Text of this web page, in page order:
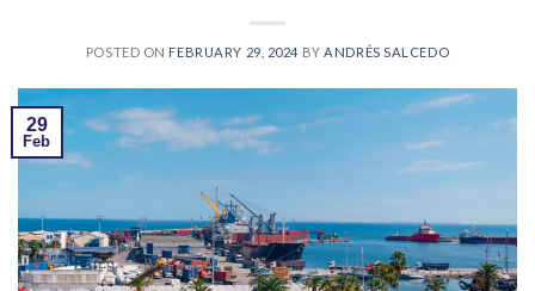
POSTED ON FEBRUARY 29, 2024 BYANDRÉS SALCEDO
29
Feb